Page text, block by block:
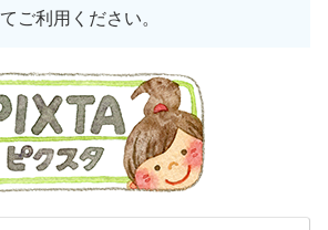
てご利用ください。